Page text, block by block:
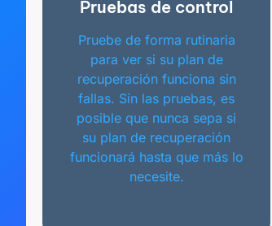
Pruebas de control
Pruebe de forma rutinaria
para ver si su plan de
recuperación funciona sin
fallas. Sin las pruebas, es
posible que nunca sepa si
su plan de recuperación
funcionará hasta que más lo
necesite.